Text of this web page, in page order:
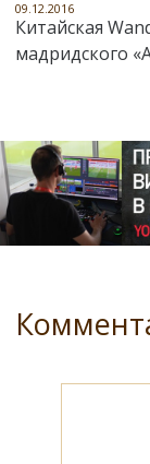
09.12.2016
Китайская
мадридского